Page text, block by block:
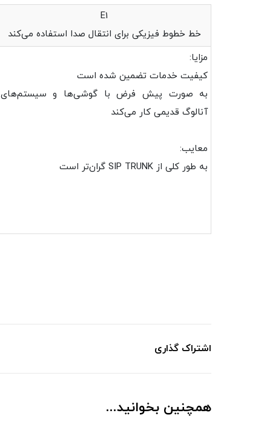
E1
خط خطوط فیزیکی برای انتقال صدا استفاده می‌کند
مزایا:
کیفیت خدمات تضمین شده است
به صورت پیش فرض با گوشی‌ها و سیستم‌های
آنالوگ قدیمی کار می‌کند
معایب:
به طور کلی از SIP TRUNK گران‌تر است
اشتراک گذاری
همچنین بخوانید...